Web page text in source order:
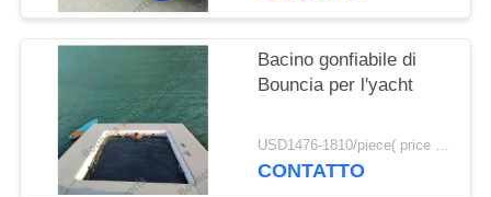
Bacino gonfiabile di
Bouncia per l'yacht
USD1476-1810/piece( price just for reference, detailed prices need to be confirmed) MOQ:1pc
CONTATTO